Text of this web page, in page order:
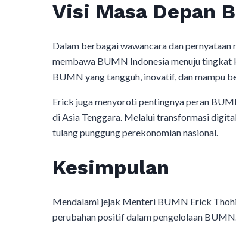
Visi Masa Depan
Dalam berbagai wawancara dan
membawa BUMN Indonesia menuju tingkat
BUMN yang tangguh, inovatif, dan mampu
Erick juga menyoroti pentingnya peran
di Asia Tenggara. Melalui transformasi
tulang punggung perekonomian nasional.
Kesimpulan
Mendalami jejak Menteri BUMN Erick
perubahan positif dalam pengelolaan